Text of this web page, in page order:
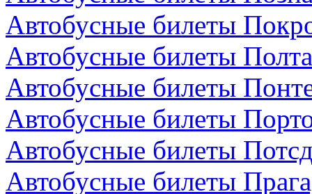
Автобусные билеты
Автобусные билеты
Автобусные билеты
Автобусные билеты
Автобусные билеты
Автобусные билеты